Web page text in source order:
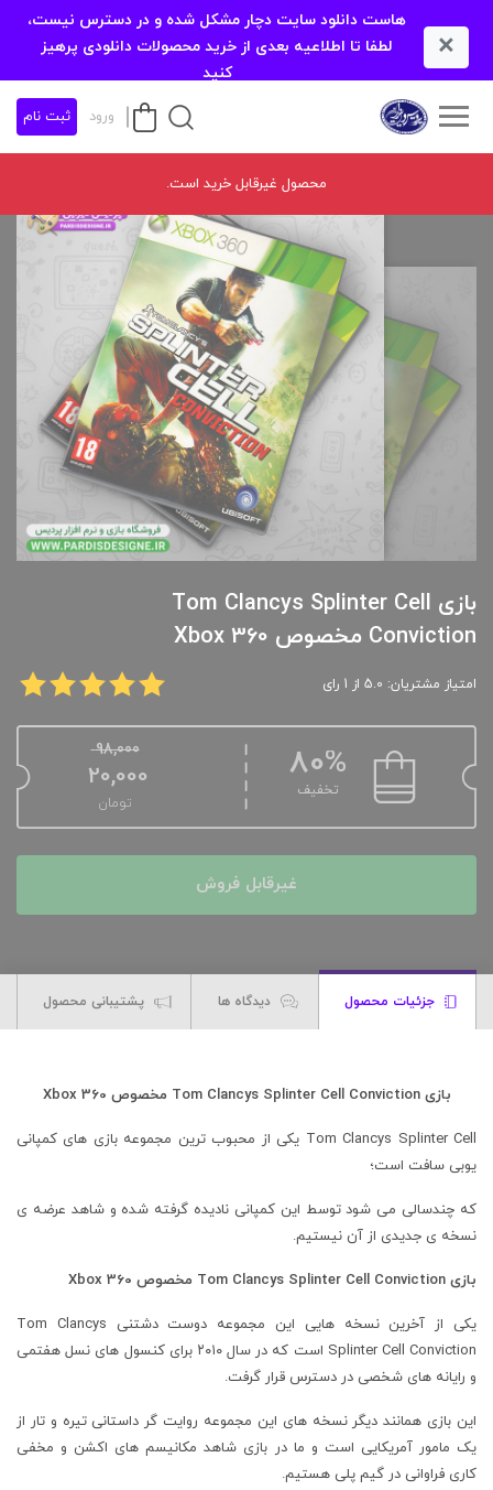
×
هاست دانلود سایت دچار مشکل شده و در دسترس نیست،
لطفا تا اطلاعیه بعدی از خرید محصولات دانلودی پرهیز
کنید
ورود ثبت نام
محصول غیرقابل خرید است.
بازی Tom Clancys Splinter Cell
Conviction مخصوص Xbox 360
امتیاز مشتریان: 5.0 از 1 رای
80%
تخفیف
98,000
20,000
تومان
غیرقابل فروش
جزئیات محصول دیدگاه ها پشتیبانی محصول
بازی Tom Clancys Splinter Cell Conviction مخصوص Xbox 360
Tom Clancys Splinter Cell یکی از محبوب ترین مجموعه بازی های کمپانی
یوبی سافت است؛
که چندسالی می شود توسط این کمپانی نادیده گرفته شده و شاهد عرضه ی
نسخه ی جدیدی از آن نیستیم.
بازی Tom Clancys Splinter Cell Conviction مخصوص Xbox 360
یکی از آخرین نسخه هایی این مجموعه دوست دشتنی Tom Clancys
Splinter Cell Conviction است که در سال ۲۰۱۰ برای کنسول های نسل هفتمی
و رایانه های شخصی در دسترس قرار گرفت.
این بازی همانند دیگر نسخه های این مجموعه روایت گر داستانی تیره و تار از
یک مامور آمریکایی است و ما در بازی شاهد مکانیسم های اکشن و مخفی
کاری فراوانی در گیم پلی هستیم.